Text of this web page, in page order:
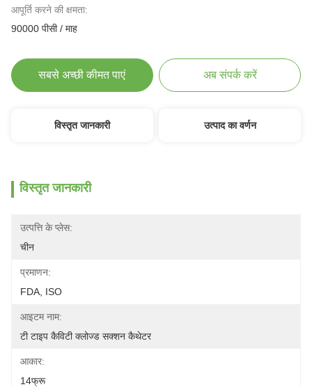
आपूर्ति करने की क्षमता:
90000 पीसी / माह
सबसे अच्छी कीमत पाएं अब संपर्क करें
विस्तृत जानकारी उत्पाद का वर्णन
विस्तृत जानकारी
उत्पत्ति के प्लेस:
चीन
प्रमाणन:
FDA, ISO
आइटम नाम:
टी टाइप कैविटी क्लोज्ड सक्शन कैथेटर
आकार:
14फ्रू